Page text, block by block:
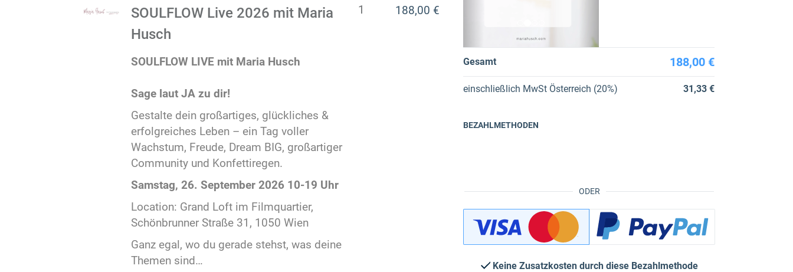
SOULFLOW Live 2026 mit Maria
Husch
SOULFLOW LIVE mit Maria Husch
Sage laut JA zu dir!
Gestalte dein großartiges, glückliches &
erfolgreiches Leben – ein Tag voller
Wachstum, Freude, Dream BIG, großartiger
Community und Konfettiregen.
Samstag, 26. September 2026 10-19 Uhr
Location: Grand Loft im Filmquartier,
Schönbrunner Straße 31, 1050 Wien
Ganz egal, wo du gerade stehst, was deine
Themen sind…
1 188,00 €
Gesamt 188,00 €
einschließlich MwSt Österreich (20%) 31,33 €
ODER
BEZAHLMETHODEN
Keine Zusatzkosten durch diese Bezahlmethode